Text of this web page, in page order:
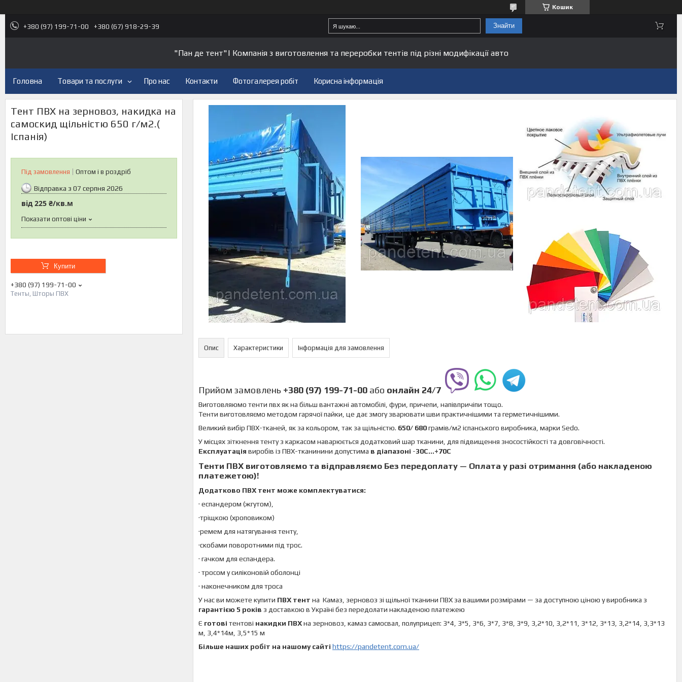
Кошик
+380 (97) 199-71-00 +380 (67) 918-29-39 Знайти
"Пан де тент"| Компанія з виготовлення та переробки тентів під різні модифікації авто
Головна Товари та послуги Про нас Контакти Фотогалерея робіт Корисна інформація
Тент ПВХ на зерновоз, накидка на
самоскид щільністю 650 г/м2.(
Іспанія)
Під замовлення Оптом і в роздріб
Відправка з 07 серпня 2026
від 225 ₴/кв.м
Показати оптові ціни
Купити
+380 (97) 199-71-00
Тенты, Шторы ПВХ
Опис Характеристики Інформація для замовлення
Прийом замовлень +380 (97) 199-71-00 або онлайн 24/7
Виготовляюмо тенти пвх як на більш вантажні автомобілі, фури, причепи, напівпричіпи тощо.
Тенти виготовляємо методом гарячої пайки, це дає змогу зварювати шви практичнішими та герметичнішими.
Великий вибір ПВХ-тканей, як за кольором, так за щільністю. 650/ 680грамів/м2 іспанського виробника, марки Sedo.
У місцях зіткнення тенту з каркасом наварюється додатковий шар тканини, для підвищення зносостійкості та довговічності.
Експлуатація виробів із ПВХ-тканинини допустима в діапазоні -30C...+70C
Тенти ПВХ виготовляємо та відправляємо Без передоплату — Оплата у разі отримання (або накладеною
платежетою)!
Додатково ПВХ тент може комплектуватися:
· еспандером (жгутом),
·тріщкою (хроповиком)
·ремем для натягування тенту,
·скобами поворотними під трос.
· гачком для еспандера.
· тросом у силіконовій оболонці
· наконечником для троса
У нас ви можете купити ПВХ тент на Камаз, зерновоз зі щільної тканини ПВХ за вашими розмірами — за доступною ціною у виробника з
гарантією 5 років з доставкою в Україні без передолати накладеною платежею
Є готові тентові накидки ПВХна зерновоз, камаз самосвал, полуприцеп: 3*4, 3*5, 3*6, 3*7, 3*8, 3*9, 3,2*10, 3,2*11, 3*12, 3*13, 3,2*14, 3,3*13
м, 3,4*14м, 3,5*15 м
Більше наших робіт на нашому сайті https://pandetent.com.ua/